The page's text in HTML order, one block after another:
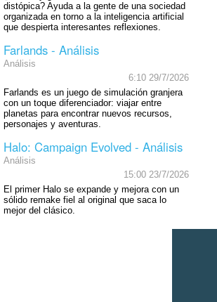
distópica? Ayuda a la gente de una sociedad
organizada en torno a la inteligencia artificial
que despierta interesantes reflexiones.
Farlands - Análisis
Análisis
6:10 29/7/2026
Farlands es un juego de simulación granjera
con un toque diferenciador: viajar entre
planetas para encontrar nuevos recursos,
personajes y aventuras.
Halo: Campaign Evolved - Análisis
Análisis
15:00 23/7/2026
El primer Halo se expande y mejora con un
sólido remake fiel al original que saca lo
mejor del clásico.